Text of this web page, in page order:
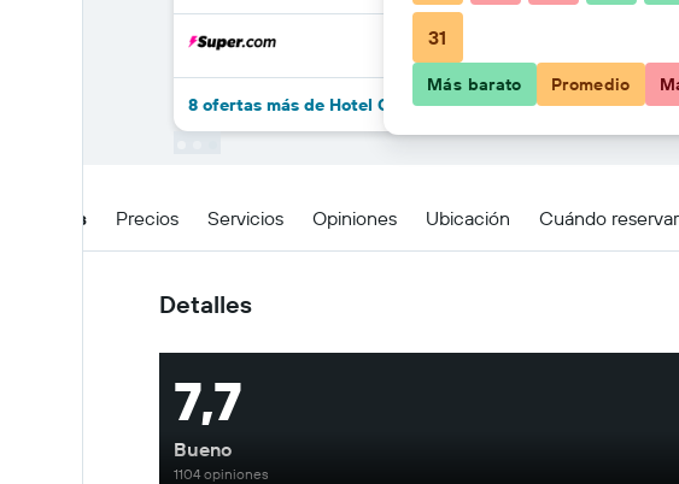
8 ofertas más de Hotel Quinta Avenida
Detalles Precios Servicios Opiniones Ubicación Cuándo reservar
Detalles
7,7
Bueno
1104 opiniones
31
Más barato Promedio